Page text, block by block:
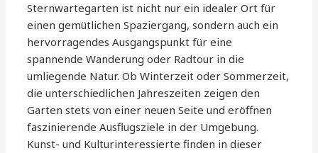
Sternwartegarten ist nicht nur ein idealer Ort für
einen gemütlichen Spaziergang, sondern auch ein
hervorragendes Ausgangspunkt für eine
spannende Wanderung oder Radtour in die
umliegende Natur. Ob Winterzeit oder Sommerzeit,
die unterschiedlichen Jahreszeiten zeigen den
Garten stets von einer neuen Seite und eröffnen
faszinierende Ausflugsziele in der Umgebung.
Kunst- und Kulturinteressierte finden in dieser